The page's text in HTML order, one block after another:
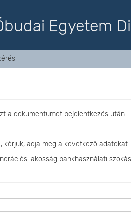
Egyetem
a dokumentumot bejelentkezés után.
kérjük, adja meg a következő adatokat
lakosság bankhasználati